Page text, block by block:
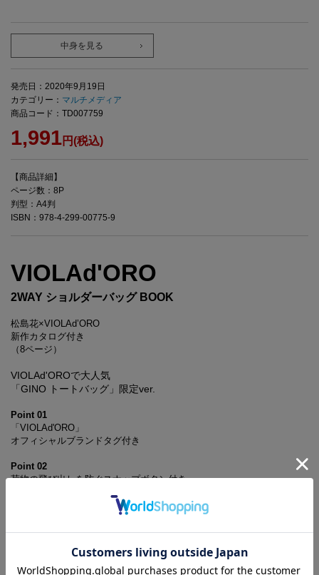
中身を見る
発売日：2020年9月19日
カテゴリー： マルチメディア
商品コード：TD007759
1,991円(税込)
【商品詳細】
ページ数：8P
判型：A4判
ISBN：978-4-299-00775-9
VIOLAd'ORO
2WAY ショルダーバッグ BOOK
松島花×VIOLAd’ORO
新作カタログ付き
（8ページ）
VIOLAd'OROで大人気
「GINO トートバッグ」限定ver.
Point 01
「VIOLAd'ORO」
オフィシャルブランドタグ付き
Point 02
荷物の飛び出しを防ぐスナップボタン付き
500mLペットボトル＆長財布が横に入る
細かい荷物を整理できる内ポケット付き